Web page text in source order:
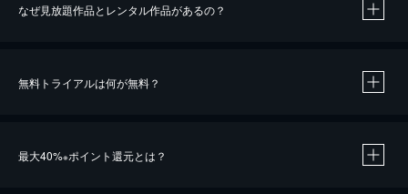
なぜ見放題作品とレンタル作品があるの？
無料トライアルは何が無料？
最大40%※ポイント還元とは？